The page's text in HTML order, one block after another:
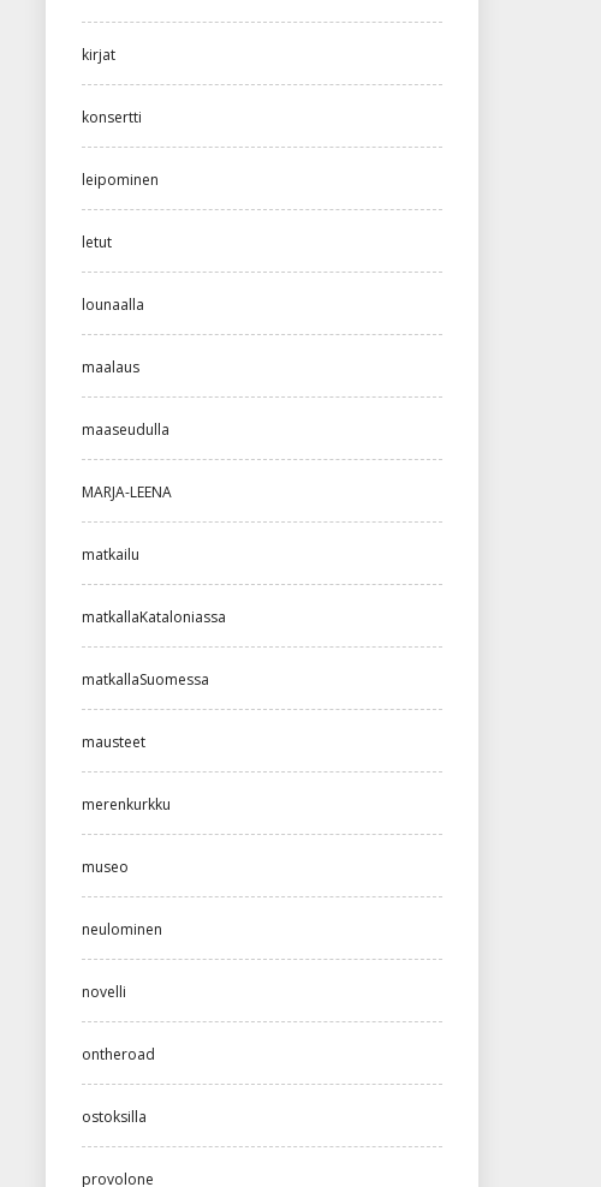
kirjat
konsertti
leipominen
letut
lounaalla
maalaus
maaseudulla
MARJA-LEENA
matkailu
matkallaKataloniassa
matkallaSuomessa
mausteet
merenkurkku
museo
neulominen
novelli
ontheroad
ostoksilla
provolone